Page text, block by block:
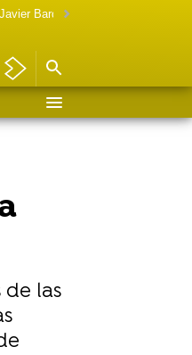
Javier Bardem política
las